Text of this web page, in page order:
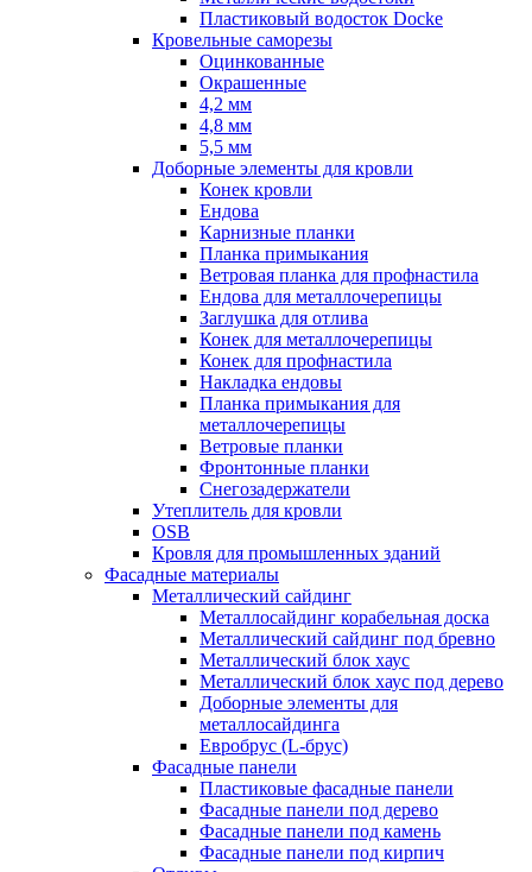
Пластиковый водосток Docke
Кровельные саморезы
Оцинкованные
Окрашенные
4,2 мм
4,8 мм
5,5 мм
Доборные элементы для кровли
Конек кровли
Ендова
Карнизные планки
Планка примыкания
Ветровая планка для профнастила
Ендова для металлочерепицы
Заглушка для отлива
Конек для металлочерепицы
Конек для профнастила
Накладка ендовы
Планка примыкания для
металлочерепицы
Ветровые планки
Фронтонные планки
Снегозадержатели
Утеплитель для кровли
OSB
Кровля для промышленных зданий
Фасадные материалы
Металлический сайдинг
Металлосайдинг корабельная доска
Металлический сайдинг под бревно
Металлический блок хаус
Металлический блок хаус под дерево
Доборные элементы для
металлосайдинга
Евробрус (L-брус)
Фасадные панели
Пластиковые фасадные панели
Фасадные панели под дерево
Фасадные панели под камень
Фасадные панели под кирпич